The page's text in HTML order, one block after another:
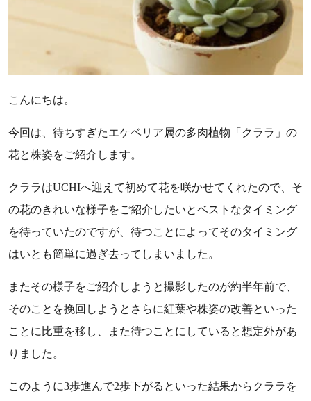
こんにちは。
今回は、待ちすぎたエケベリア属の多肉植物「クララ」の
花と株姿をご紹介します。
クララはUCHIへ迎えて初めて花を咲かせてくれたので、そ
の花のきれいな様子をご紹介したいとベストなタイミング
を待っていたのですが、待つことによってそのタイミング
はいとも簡単に過ぎ去ってしまいました。
またその様子をご紹介しようと撮影したのが約半年前で、
そのことを挽回しようとさらに紅葉や株姿の改善といった
ことに比重を移し、また待つことにしていると想定外があ
りました。
このように3歩進んで2歩下がるといった結果からクララを